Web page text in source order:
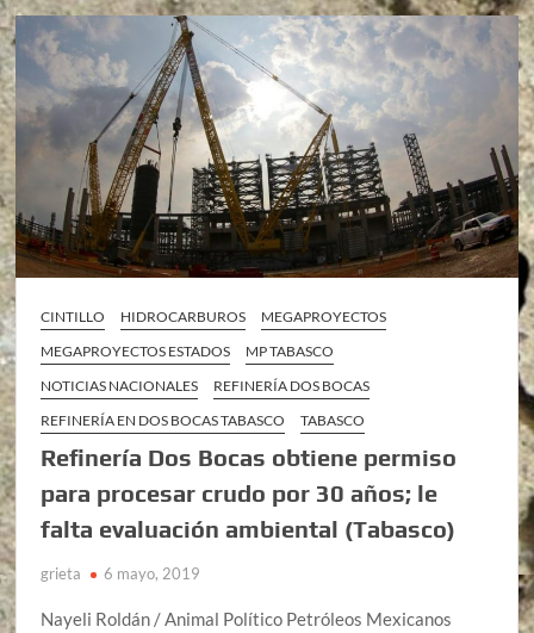
CINTILLO HIDROCARBUROS
MEGAPROYECTOS
MEGAPROYECTOS ESTADOS
MP TABASCO
NOTICIAS NACIONALES
REFINERÍA DOS BOCAS
REFINERÍA EN DOS BOCAS TABASCO
TABASCO
Refinería Dos Bocas obtiene permiso
para procesar crudo por 30 años; le
falta evaluación ambiental (Tabasco)
grieta 6 mayo, 2019
Nayeli Roldán / Animal Político Petróleos Mexicanos